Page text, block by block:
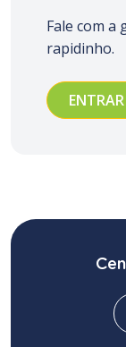
Fale com a
rapidinho.